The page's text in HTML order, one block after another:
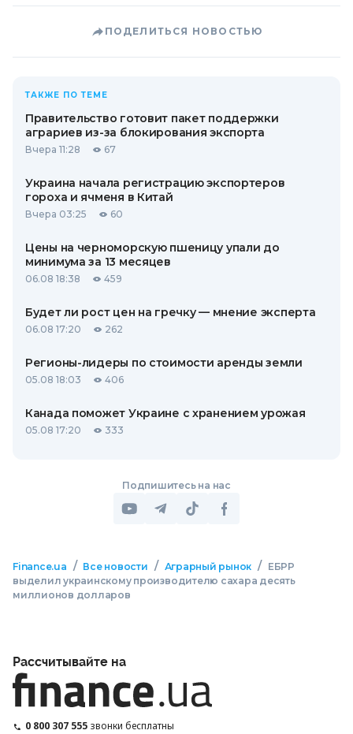
ПОДЕЛИТЬСЯ НОВОСТЬЮ
ТАКЖЕ ПО ТЕМЕ
Правительство готовит пакет поддержки
аграриев из-за блокирования экспорта
Вчера 11:28 67
Украина начала регистрацию экспортеров
гороха и ячменя в Китай
Вчера 03:25 60
Цены на черноморскую пшеницу упали до
минимума за 13 месяцев
06.08 18:38 459
Будет ли рост цен на гречку — мнение эксперта
06.08 17:20 262
Регионы-лидеры по стоимости аренды земли
05.08 18:03 406
Канада поможет Украине с хранением урожая
05.08 17:20 333
Подпишитесь на нас
Finance.ua / Все новости / Аграрный рынок /
ЕБРР
выделил украинскому производителю сахара десять
миллионов долларов
Рассчитывайте на
0 800 307 555 звонки бесплатны